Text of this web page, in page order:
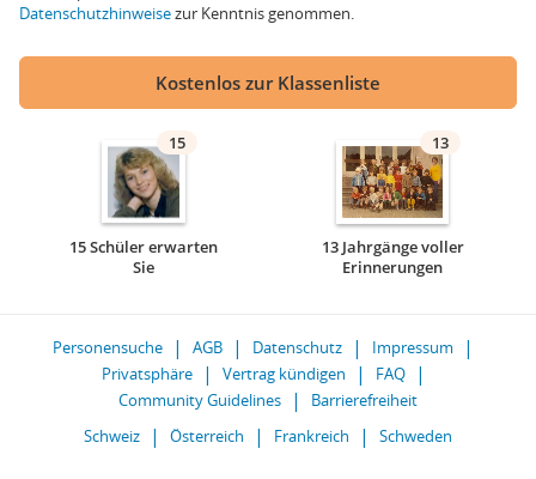
Datenschutzhinweisezur Kenntnis genommen.
Kostenlos zur Klassenliste
15
15 Schüler erwarten
Sie
13
13 Jahrgänge voller
Erinnerungen
Personensuche AGB Datenschutz
Impressum
Privatsphäre
Vertrag kündigen
FAQ
Community Guidelines
Barrierefreiheit
Schweiz
Österreich Frankreich Schweden